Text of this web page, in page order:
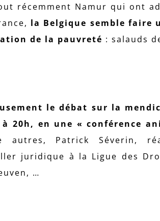
récemment Namur qui ont
la Belgique semble faire
de la pauvreté : salauds
le débat sur la
20h, en une « conférence
autres, Patrick Séverin,
juridique à la Ligue des
…